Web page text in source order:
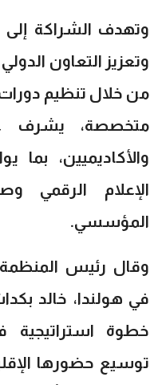
وتهدف الشراكة إلى
وتعزيز التعاون
من خلال تنظيم
متخصصة، يشرف
والأكاديميين،
الإعلام الرقمي
المؤسسي.
وقال رئيس المنظمة
في هولندا، خالد
خطوة
توسيع حضورها